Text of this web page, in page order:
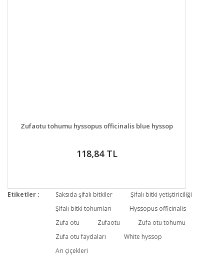
DETAYLAR SEPETE EKLE
Zufaotu tohumu hyssopus officinalis blue hyssop
118,84 TL
Etiketler : Saksıda şifalı bitkiler
Şifalı bitki yetiştiriciliği
Şifalı bitki tohumları
Hyssopus officinalis
Zufa otu
Zufaotu
Zufa otu tohumu
Zufa otu faydaları
White hyssop
Arı çiçekleri